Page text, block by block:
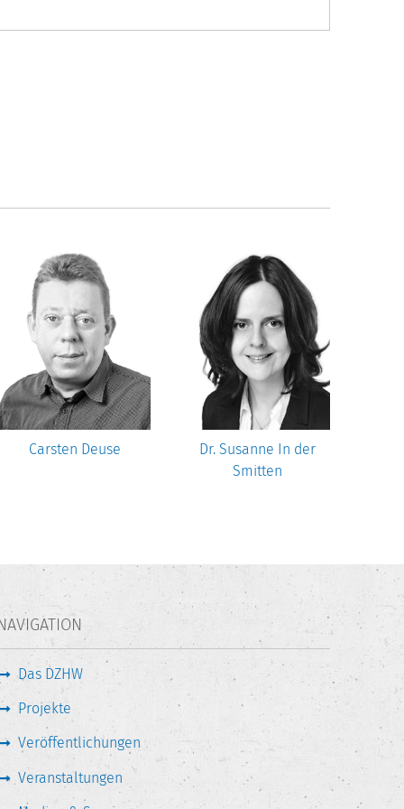
Carsten Deuse
Dr. Susanne In der
Smitten
Das DZHW
Projekte
Veröffentlichungen
Veranstaltungen